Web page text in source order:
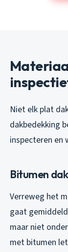
Niet elk plat
dakbedekking
inspecteren en
Bitumen
Verreweg het
gaat
maar niet
met bitumen